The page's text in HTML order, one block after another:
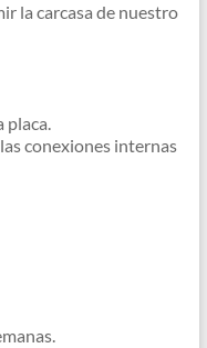
la carcasa de nuestro
placa.
conexiones internas